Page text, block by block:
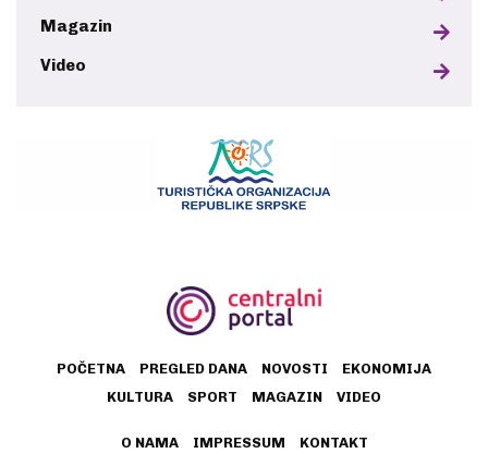
Magazin
Video
POČETNA PREGLED DANA NOVOSTI
EKONOMIJA
KULTURA
SPORT MAGAZIN VIDEO
O NAMA IMPRESSUM KONTAKT